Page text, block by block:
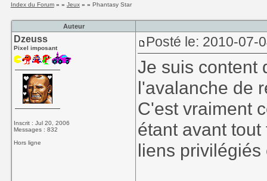
Index du Forum» » Jeux» » Phantasy Star
Auteur
Dzeuss
Pixel imposant
Inscrit : Jul 20, 2006
Messages : 832
Hors ligne
Posté le: 2010-07-
Je suis content
l'avalanche de
C'est vraiment
étant avant
liens